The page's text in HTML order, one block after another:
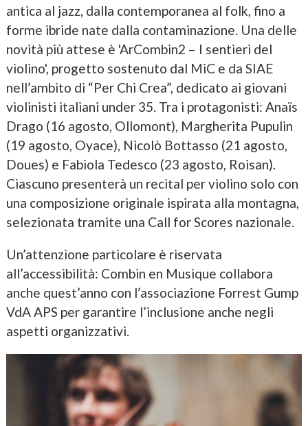
antica al jazz, dalla contemporanea al folk, fino a
forme ibride nate dalla contaminazione. Una delle
novità più attese è 'ArCombin2 – I sentieri del
violino', progetto sostenuto dal MiC e da SIAE
nell’ambito di “Per Chi Crea”, dedicato ai giovani
violinisti italiani under 35. Tra i protagonisti: Anaïs
Drago (16 agosto, Ollomont), Margherita Pupulin
(19 agosto, Oyace), Nicolò Bottasso (21 agosto,
Doues) e Fabiola Tedesco (23 agosto, Roisan).
Ciascuno presenterà un recital per violino solo con
una composizione originale ispirata alla montagna,
selezionata tramite una Call for Scores nazionale.
Un’attenzione particolare è riservata
all’accessibilità: Combin en Musique collabora
anche quest’anno con l’associazione Forrest Gump
VdA APS per garantire l’inclusione anche negli
aspetti organizzativi.